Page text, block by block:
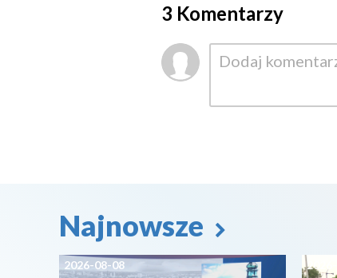
3 Komentarzy
Najnowsze
2026-08-08